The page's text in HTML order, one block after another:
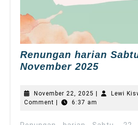
Renungan harian
November 2025
Sabtu,
November 22, 2025 November
22,
Lewi
Comment
6:37 am